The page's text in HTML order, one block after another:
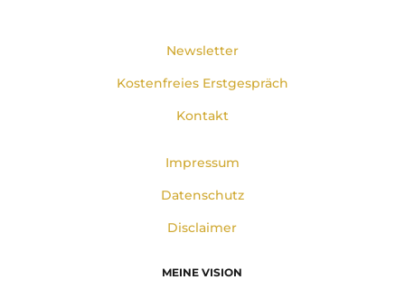
Newsletter
Kostenfreies Erstgespräch
Kontakt
Impressum
Datenschutz
Disclaimer
MEINE VISION